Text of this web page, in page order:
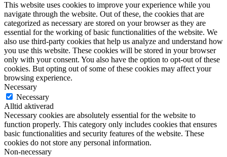
This website uses cookies to improve your experience while you
navigate through the website. Out of these, the cookies that are
categorized as necessary are stored on your browser as they are
essential for the working of basic functionalities of the website. We
also use third-party cookies that help us analyze and understand how
you use this website. These cookies will be stored in your browser
only with your consent. You also have the option to opt-out of these
cookies. But opting out of some of these cookies may affect your
browsing experience.
Necessary
Necessary
Alltid aktiverad
Necessary cookies are absolutely essential for the website to
function properly. This category only includes cookies that ensures
basic functionalities and security features of the website. These
cookies do not store any personal information.
Non-necessary